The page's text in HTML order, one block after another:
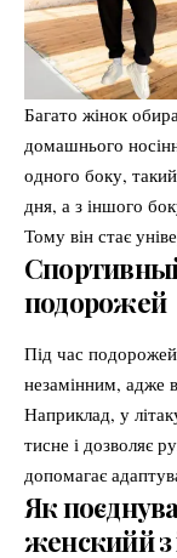
Багато жінок
домашнього
одного боку,
дня, а з іншого
Тому він стає
подорожей
Під час
незамінним, адже
Наприклад, у
тисне і дозволяє
допомагає
Як
женскийй